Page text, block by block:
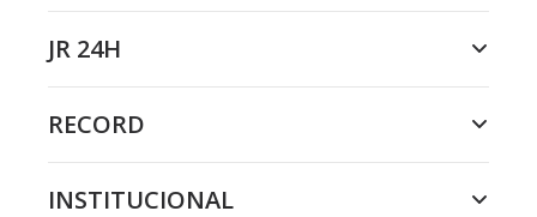
JR 24H
RECORD
INSTITUCIONAL